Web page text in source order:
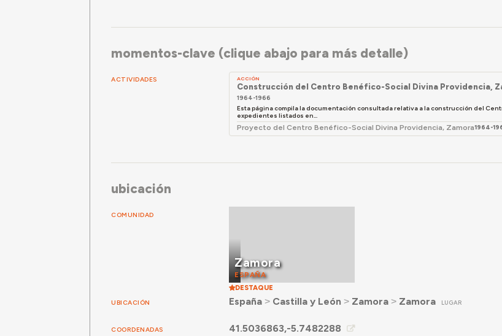
momentos-clave (clique abajo para más detalle)
ACTIVIDADES ACCIÓN
Construcción del Centro Benéfico-Social Divina Providencia,
1964-1966
Esta página compila la documentación consultada relativa a la construcción del
expedientes listados en...
Proyecto del Centro Benéfico-Social Divina Providencia, Zamora1964-
ubicación
COMUNIDAD
Zamora
ESPAÑA
DESTAQUE
UBICACIÓN España˃ Castilla y León ˃ Zamora˃ Zamora LUGAR
COORDENADAS 41.5036863,-5.7482288